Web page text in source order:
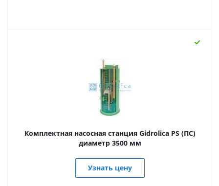
Комплектная насосная станция Gidrolica PS (ПС)
диаметр 3500 мм
Узнать цену